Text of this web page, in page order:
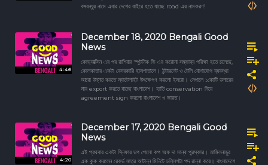
বঙ্গবন্ধুর নামে এবার দেশের বাইরে হতে যাচ্ছে road এর নামকরণ!
4:46
December 18, 2020 Bengali Good
News
কোভ্যাক্সিন এর পর রাশিয়ার স্পুটনিক ভি এর করোনা সম্ভাব্য পরিক্ষা হতে চলেছে,
কোলকাতার একটা বেসরকারি হাসপাতালে। ইন্টারনেট ও টেলি যোগাযোগ ব্যবস্থা
আরো উন্নত করতে স্যাটেলাইট উৎক্ষেপণ করলো ইসরো। নেপালে ১কোটি ডলারের
সার export করতে যাচ্ছে বাংলাদেশ। হাতি conservation নিয়ে
agreement sign করলো বাংলাদেশ ও ভারত।
4:20
December 17, 2020 Bengali Good
News
এই প্রথবার একটা স্নিফার ডগ পেলো কপ অফ দা মান্থ পুরস্কার। তামিলনাড়ুর
এক কুক করলেন রেকর্ড মাত্র আটান্ন মিনিটে চল্লিশটা পদ রান্না করে। বাংলাদেশে